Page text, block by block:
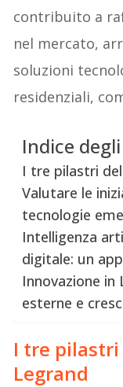
contribuito a
nel mercato,
soluzioni
residenziali,
Indice
I tre pilastri
Valutare le
tecnologie
Intelligenza
digitale: un
Innovazione in
esterne e
I tre pilastri
Legrand